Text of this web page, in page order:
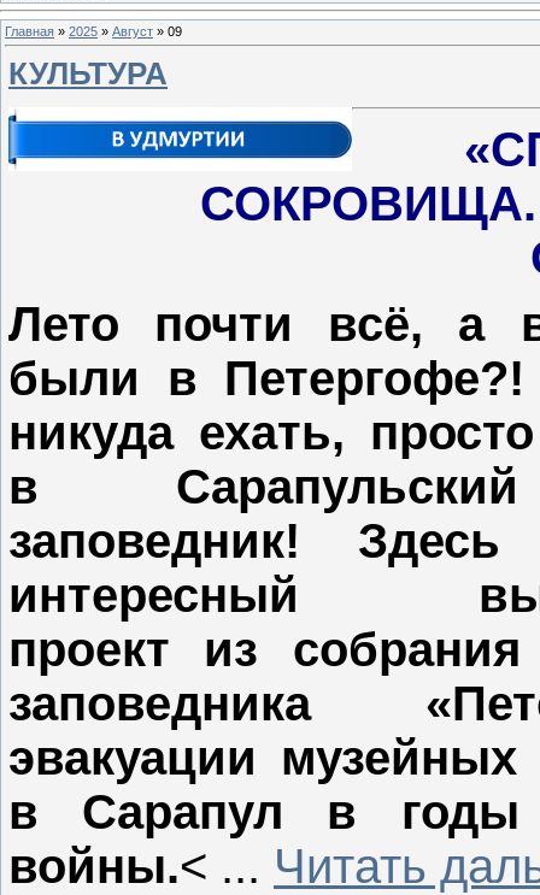
Главная » 2025 » Август » 09
КУЛЬТУРА
Лето почти всё, а
были в
никуда ехать,
в
заповедник!
интересный
проект из собрания
заповедника
эвакуации
в Сарапул в годы
войны.< ... Читать